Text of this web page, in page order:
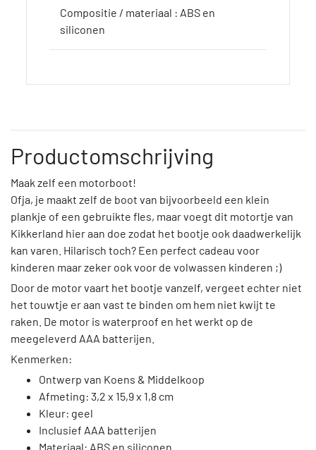
Compositie / materiaal : ABS en
siliconen
Productomschrijving
Maak zelf een motorboot!
Ofja, je maakt zelf de boot van bijvoorbeeld een klein
plankje of een gebruikte fles, maar voegt dit motortje van
Kikkerland hier aan doe zodat het bootje ook daadwerkelijk
kan varen. Hilarisch toch? Een perfect cadeau voor
kinderen maar zeker ook voor de volwassen kinderen ;)
Door de motor vaart het bootje vanzelf, vergeet echter niet
het touwtje er aan vast te binden om hem niet kwijt te
raken. De motor is waterproof en het werkt op de
meegeleverd AAA batterijen.
Kenmerken:
Ontwerp van Koens & Middelkoop
Afmeting: 3,2 x 15,9 x 1,8 cm
Kleur: geel
Inclusief AAA batterijen
Materiaal: ABS en siliconen